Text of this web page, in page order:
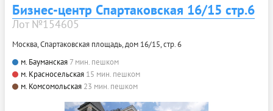
Бизнес-центр Спартаковская 16/15 стр.6
Лот №154605
Москва, Спартаковская площадь, дом 16/15, стр. 6
м. Бауманская 7 мин. пешком
м. Красносельская 15 мин. пешком
м. Комсомольская 23 мин. пешком